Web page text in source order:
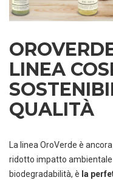
LINEA
QUALITÀ
La linea OroVerde è
ridotto impatto
biodegradabilità, è la